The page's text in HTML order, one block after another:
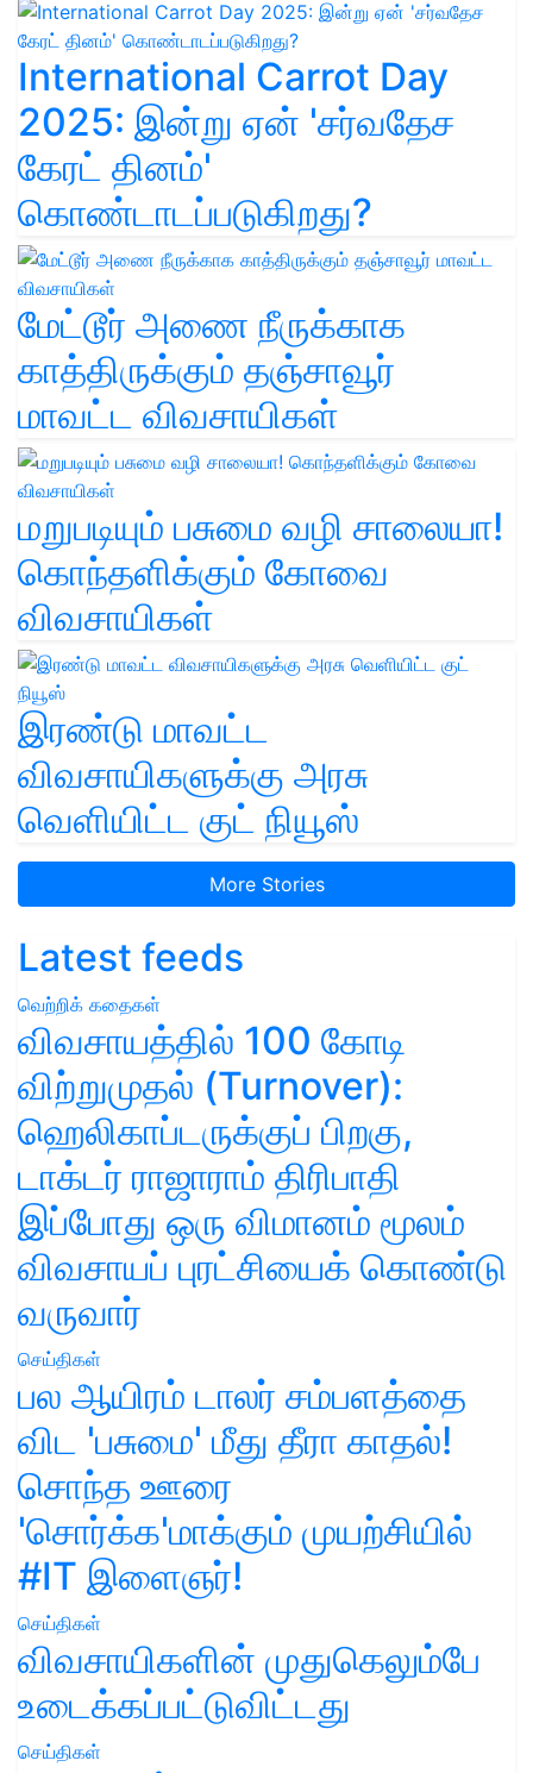
International Carrot Day
2025: இன்று ஏன் 'சர்வதேச
கேரட் தினம்'
கொண்டாடப்படுகிறது?
மேட்டூர் அணை நீருக்காக
காத்திருக்கும் தஞ்சாவூர்
மாவட்ட விவசாயிகள்
மறுபடியும் பசுமை வழி சாலையா!
கொந்தளிக்கும் கோவை
விவசாயிகள்
இரண்டு மாவட்ட
விவசாயிகளுக்கு அரசு
வெளியிட்ட குட் நியூஸ்
More Stories
Latest feeds
வெற்றிக் கதைகள்
விவசாயத்தில் 100 கோடி
விற்றுமுதல் (Turnover):
ஹெலிகாப்டருக்குப் பிறகு,
டாக்டர் ராஜாராம் திரிபாதி
இப்போது ஒரு விமானம் மூலம்
விவசாயப் புரட்சியைக் கொண்டு
வருவார்
செய்திகள்
பல ஆயிரம் டாலர் சம்பளத்தை
விட 'பசுமை' மீது தீரா காதல்!
சொந்த ஊரை
'சொர்க்க'மாக்கும் முயற்சியில்
#IT இளைஞர்!
செய்திகள்
விவசாயிகளின் முதுகெலும்பே
உடைக்கப்பட்டுவிட்டது
செய்திகள்